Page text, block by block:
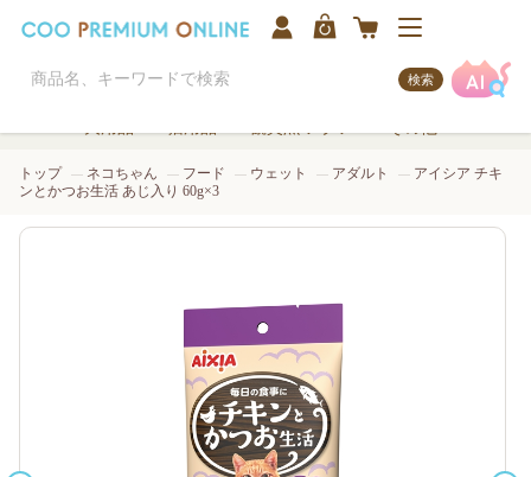
検索
トップ ネコちゃん フード ウェット アダルト
アイシア チキ
ンとかつお生活 あじ入り 60g×3